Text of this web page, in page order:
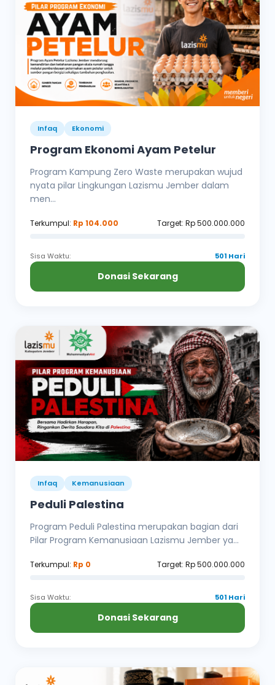
Infaq Ekonomi
Program Ekonomi Ayam Petelur
Program Kampung Zero Waste merupakan wujud
nyata pilar Lingkungan Lazismu Jember dalam
men...
Terkumpul: Rp 104.000 Target: Rp 500.000.000
Sisa Waktu: 501 Hari
Donasi Sekarang
Infaq Kemanusiaan
Peduli Palestina
Program Peduli Palestina merupakan bagian dari
Pilar Program Kemanusiaan Lazismu Jember ya...
Terkumpul: Rp 0 Target: Rp 500.000.000
Sisa Waktu: 501 Hari
Donasi Sekarang